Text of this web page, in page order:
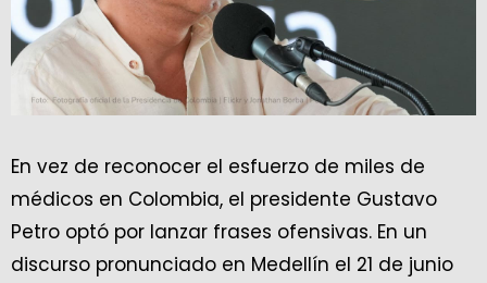
En vez de reconocer el esfuerzo de miles de
médicos en Colombia, el presidente Gustavo
Petro optó por lanzar frases ofensivas. En un
discurso pronunciado en Medellín el 21 de junio